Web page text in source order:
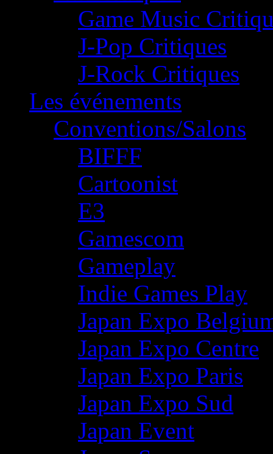
Game Music
J-Pop Critiques
J-Rock Critiques
Les événements
Conventions/Salons
BIFFF
Cartoonist
E3
Gamescom
Gameplay
Indie Games Play
Japan Expo
Japan Expo Centre
Japan Expo Paris
Japan Expo Sud
Japan Event